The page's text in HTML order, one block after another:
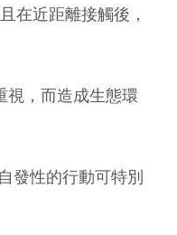
在近距離接觸後，
，而造成生態環
發性的行動可特別